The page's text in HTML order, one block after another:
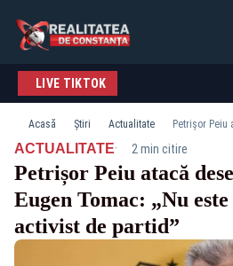
LIVE TIKTOK
Acasă Știri Actualitate
ACTUALITATE· 2 min citire
Petrișor Peiu atacă
Eugen Tomac: „Nu
activist de partid”